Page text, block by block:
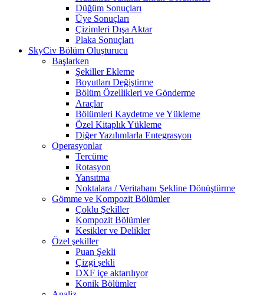
Düğüm Sonuçları
Üye Sonuçları
Çizimleri Dışa Aktar
Plaka Sonuçları
SkyCiv Bölüm Oluşturucu
Başlarken
Şekiller Ekleme
Boyutları Değiştirme
Bölüm Özellikleri ve Gönderme
Araçlar
Bölümleri Kaydetme ve Yükleme
Özel Kitaplık Yükleme
Diğer Yazılımlarla Entegrasyon
Operasyonlar
Tercüme
Rotasyon
Yansıtma
Noktalara / Veritabanı Şekline Dönüştürme
Gömme ve Kompozit Bölümler
Çoklu Şekiller
Kompozit Bölümler
Kesikler ve Delikler
Özel şekiller
Puan Şekli
Çizgi şekli
DXF içe aktarılıyor
Konik Bölümler